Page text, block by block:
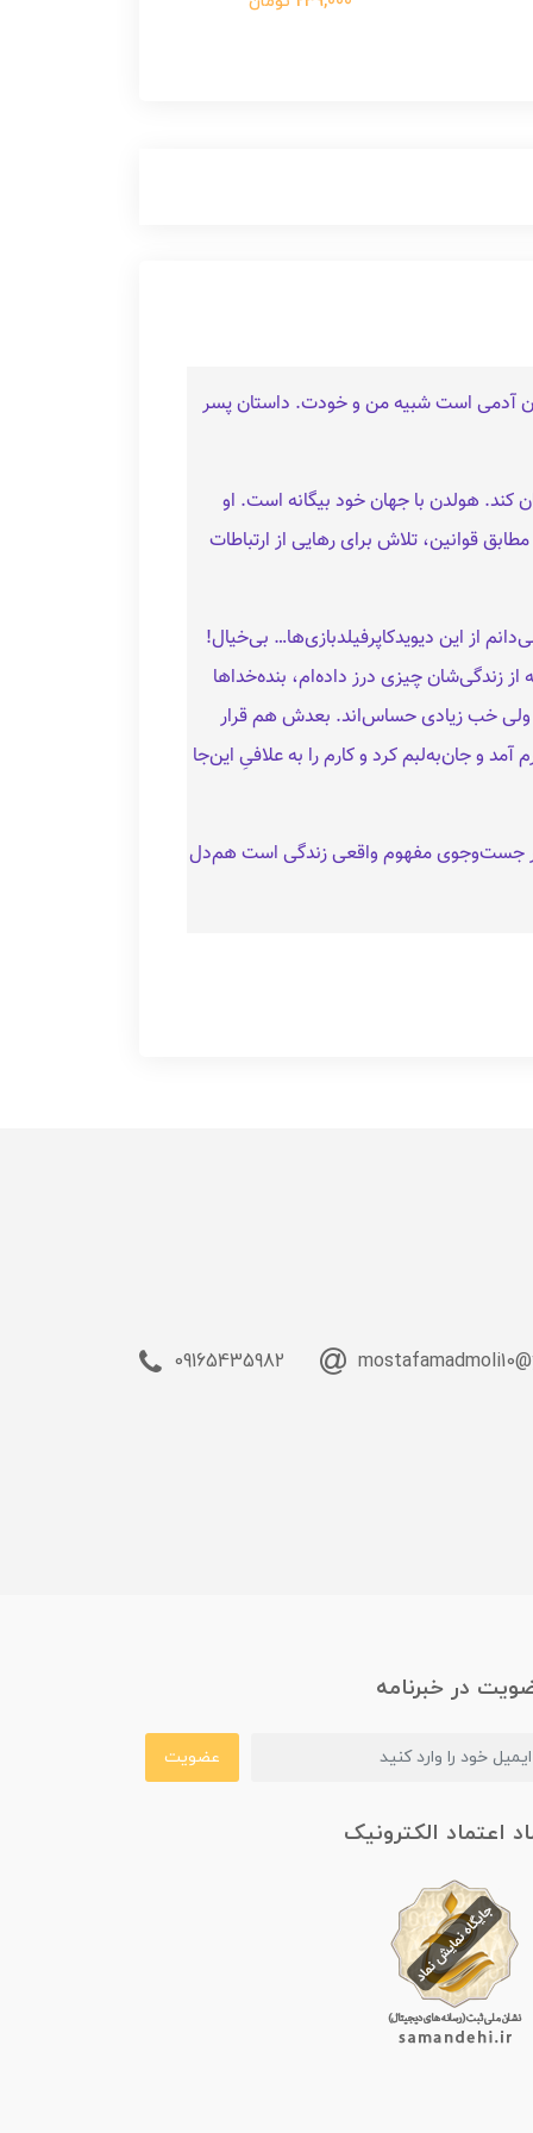
آدمی است شبیه من و خودت. داستان پسر
جهان کند. هولدن با جهان خود بیگانه است. او
قوانین، تلاش برای رهایی از ارتباطات
از این دیویدکاپرفیلدبازی‌ها… بی‌خیال!
زندگی‌شان چیزی درز داده‌ام، بنده‌خداها
ولی خب زیادی حساس‌اند. بعدش هم قرار
و جان‌به‌لبم کرد و کارم را به علافیِ این‌جا
در جست‌وجوی مفهوم واقعی زندگی است هم‌دل
09165435982
در خبرنامه
عضویت
اعتماد الکترونیک